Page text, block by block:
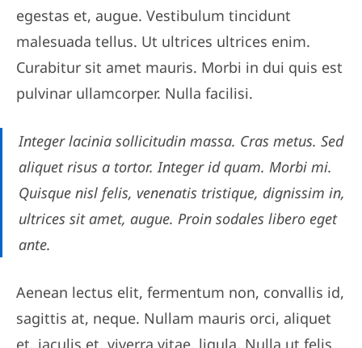
egestas et, augue. Vestibulum tincidunt
malesuada tellus. Ut ultrices ultrices enim.
Curabitur sit amet mauris. Morbi in dui quis est
pulvinar ullamcorper. Nulla facilisi.
Integer lacinia sollicitudin massa. Cras metus. Sed
aliquet risus a tortor. Integer id quam. Morbi mi.
Quisque nisl felis, venenatis tristique, dignissim in,
ultrices sit amet, augue. Proin sodales libero eget
ante.
Aenean lectus elit, fermentum non, convallis id,
sagittis at, neque. Nullam mauris orci, aliquet
et, iaculis et, viverra vitae, ligula. Nulla ut felis